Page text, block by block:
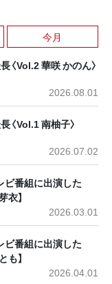
今月
〈Vol.2 華咲 かのん〉
2026.08.01
〈Vol.1 南柚子〉
2026.07.02
ビ番組に出演した
衣】
2026.03.01
ビ番組に出演した
も】
2026.04.01